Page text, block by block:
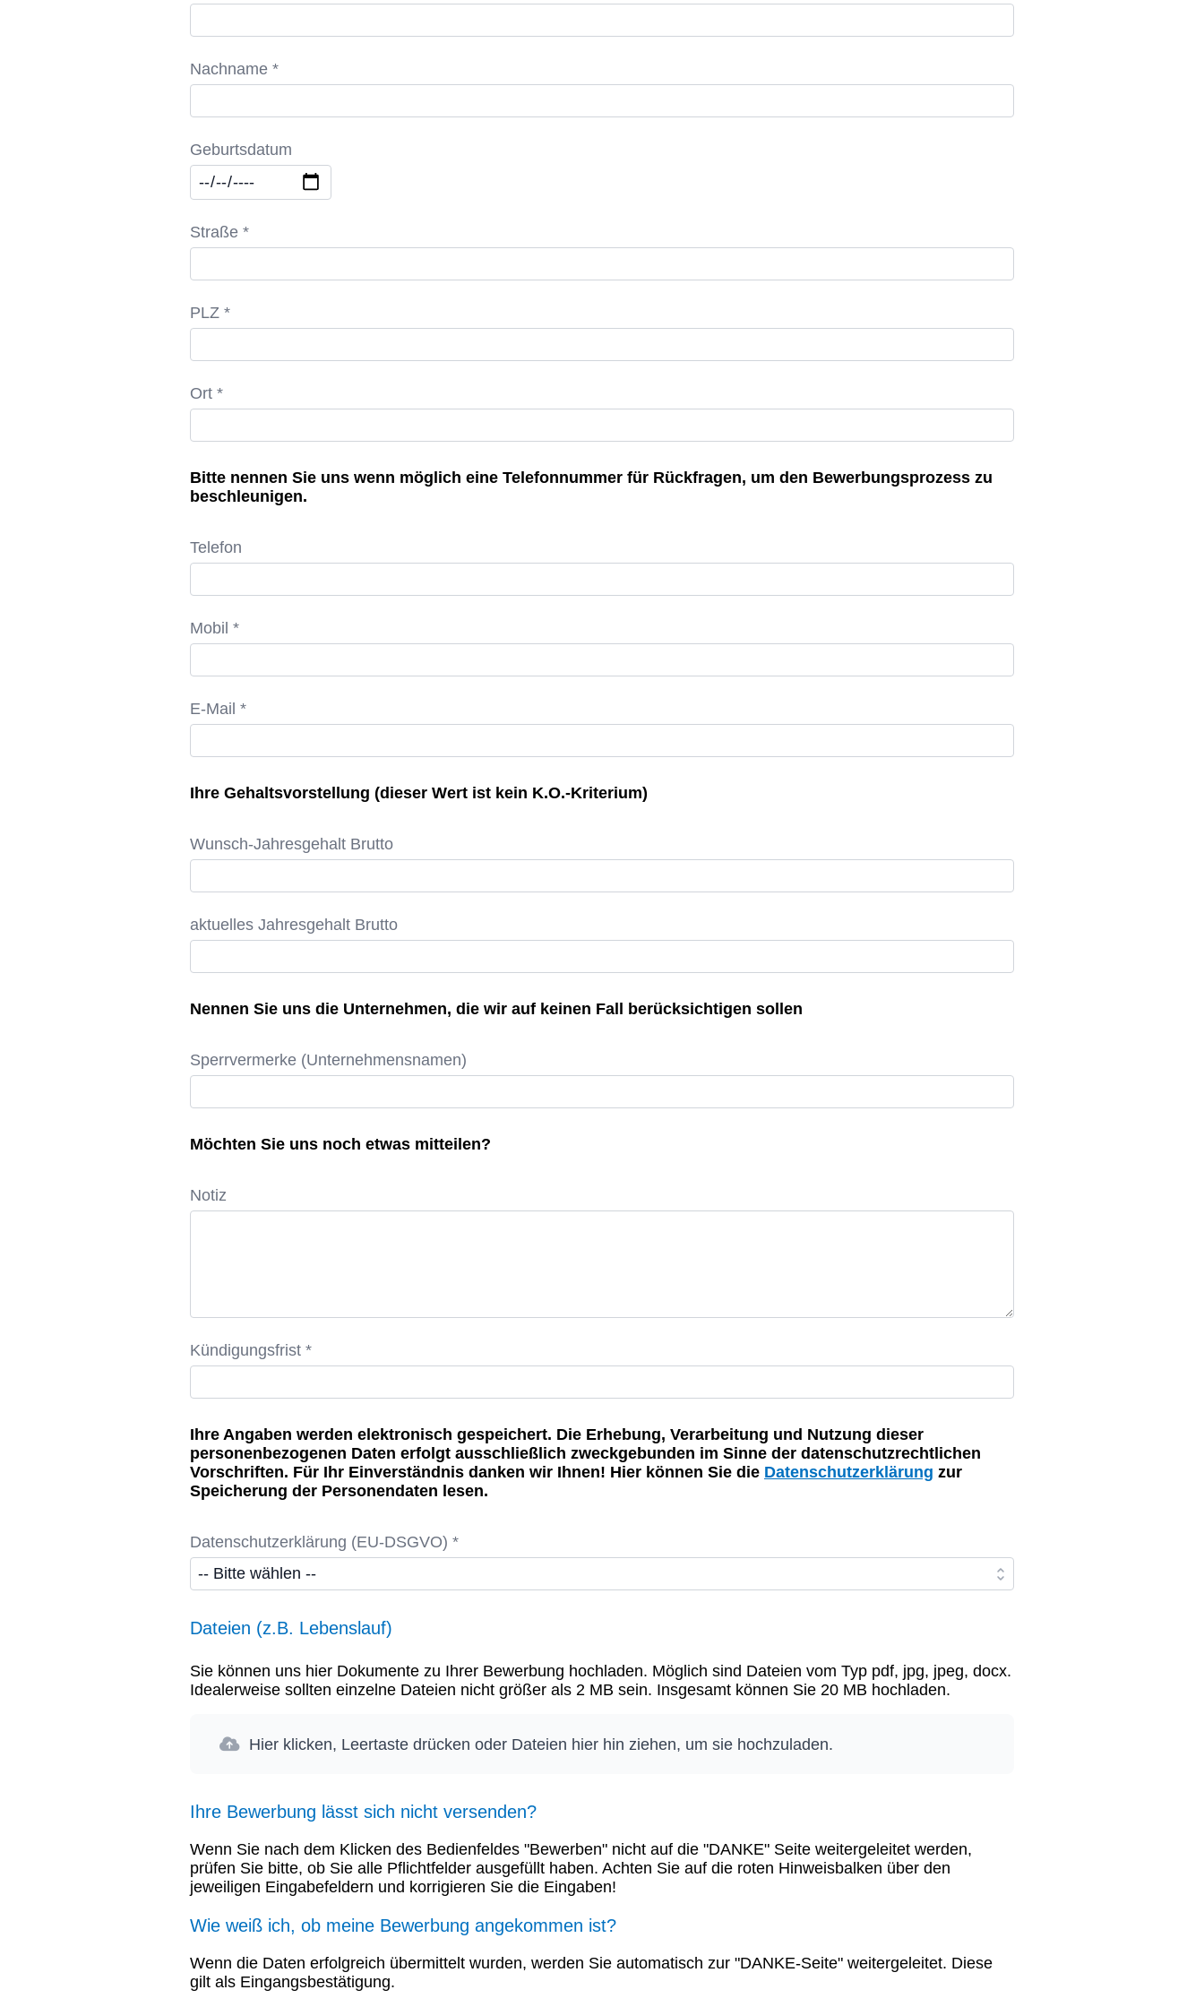
Nachname *
Geburtsdatum
Straße *
PLZ *
Ort *
Bitte nennen Sie uns wenn möglich eine Telefonnummer für Rückfragen, um den Bewerbungsprozess zu
beschleunigen.
Telefon
Mobil *
E-Mail *
Ihre Gehaltsvorstellung (dieser Wert ist kein K.O.-Kriterium)
Wunsch-Jahresgehalt Brutto
aktuelles Jahresgehalt Brutto
Nennen Sie uns die Unternehmen, die wir auf keinen Fall berücksichtigen sollen
Sperrvermerke (Unternehmensnamen)
Möchten Sie uns noch etwas mitteilen?
Notiz
Kündigungsfrist *
Ihre Angaben werden elektronisch gespeichert. Die Erhebung, Verarbeitung und Nutzung dieser
personenbezogenen Daten erfolgt ausschließlich zweckgebunden im Sinne der datenschutzrechtlichen
Vorschriften. Für Ihr Einverständnis danken wir Ihnen! Hier können Sie die Datenschutzerklärung zur
Speicherung der Personendaten lesen.
Datenschutzerklärung (EU-DSGVO) *
Dateien (z.B. Lebenslauf)
Sie können uns hier Dokumente zu Ihrer Bewerbung hochladen. Möglich sind Dateien vom Typ pdf, jpg, jpeg, docx.
Idealerweise sollten einzelne Dateien nicht größer als 2 MB sein. Insgesamt können Sie 20 MB hochladen.
Hier klicken, Leertaste drücken oder Dateien hier hin ziehen, um sie hochzuladen.
Ihre Bewerbung lässt sich nicht versenden?
Wenn Sie nach dem Klicken des Bedienfeldes "Bewerben" nicht auf die "DANKE" Seite weitergeleitet werden,
prüfen Sie bitte, ob Sie alle Pflichtfelder ausgefüllt haben. Achten Sie auf die roten Hinweisbalken über den
jeweiligen Eingabefeldern und korrigieren Sie die Eingaben!
Wie weiß ich, ob meine Bewerbung angekommen ist?
Wenn die Daten erfolgreich übermittelt wurden, werden Sie automatisch zur "DANKE-Seite" weitergeleitet. Diese
gilt als Eingangsbestätigung.